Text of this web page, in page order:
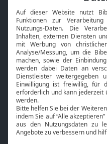
Neuigkeiten
Bibel TV
Über uns
Jobs